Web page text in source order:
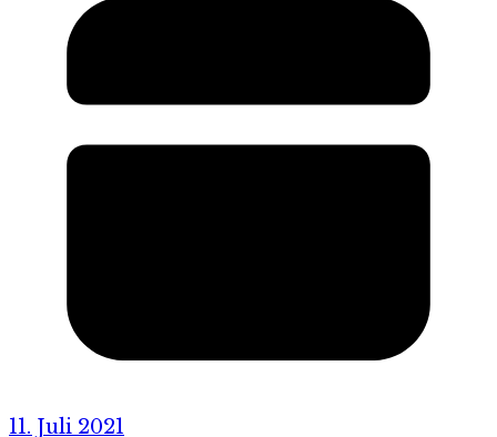
11. Juli 2021